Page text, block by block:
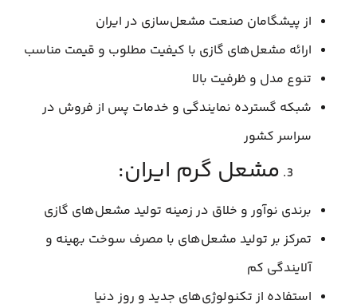
از پیشگامان صنعت مشعل‌سازی در ایران
ارائه مشعل‌های گازی با کیفیت مطلوب و قیمت مناسب
تنوع مدل و ظرفیت بالا
شبکه گسترده نمایندگی و خدمات پس از فروش در
سراسر کشور
مشعل گرم ایران:
برندی نوآور و خلاق در زمینه تولید مشعل‌های گازی
تمرکز بر تولید مشعل‌های با مصرف سوخت بهینه و
آلایندگی کم
استفاده از تکنولوژی‌های جدید و روز دنیا